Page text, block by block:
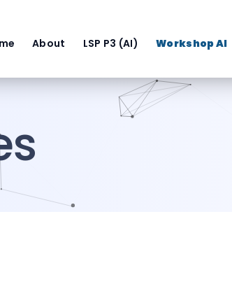
About LSP P3 (AI) Workshop AI